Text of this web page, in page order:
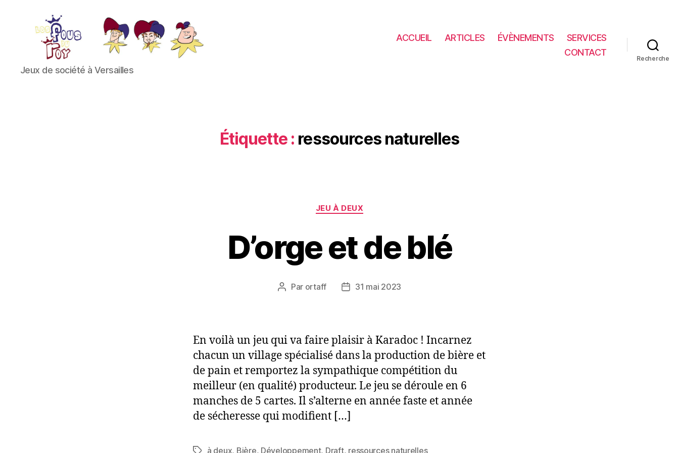
Les
Fous
Jeux de société à Versailles
ACCUEIL ARTICLES ÉVÈNEMENTS
SERVICES
CONTACT
Recherche
Étiquette : ressources naturelles
Catégories
JEU À DEUX
D’orge et de blé
Auteur
Par ortaff
Date31 mai 2023
En voilà un jeu qui va faire plaisir à Karadoc ! Incarnez
chacun un village spécialisé dans la production de bière et
de pain et remportez la sympathique compétition du
meilleur (en qualité) producteur. Le jeu se déroule en 6
manches de 5 cartes. Il s’alterne en année faste et année
de sécheresse qui modifient […]
à deux, Bière, Développement, Draft, ressources naturelles